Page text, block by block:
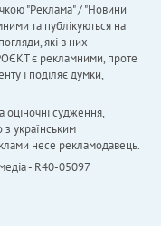
"Реклама" / "Новини
та публікуються на
які в них
є рекламними, проте
і поділяє думки,
оціночні судження,
українським
несе рекламодавець.
- R40-05097